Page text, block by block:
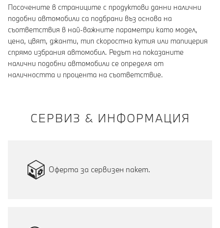
Посочените в страниците с продуктови данни налични
подобни автомобили са подбрани въз основа на
съответствия в най-важните параметри като модел,
цена, цвят, джанти, тип скоростна кутия или тапицерия
спрямо избрания автомобил. Редът на показаните
налични подобни автомобили се определя от
наличността и процента на съответствие.
СЕРВИЗ & ИНФОРМАЦИЯ
Оферта за сервизен пакет.